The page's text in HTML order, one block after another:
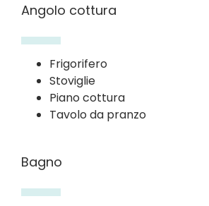
Angolo cottura
Frigorifero
Stoviglie
Piano cottura
Tavolo da pranzo
Bagno